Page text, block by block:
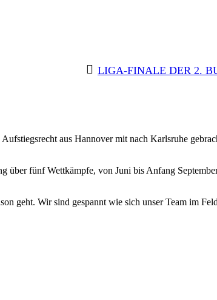
LIGA-FINALE DER 2.
aus Hannover mit nach Karlsruhe
fünf Wettkämpfe, von Juni bis Anfang
geht. Wir sind gespannt wie sich unser Team im